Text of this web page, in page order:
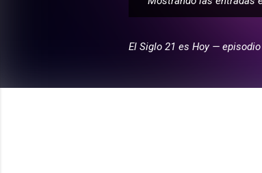
t
El Siglo 21 es Hoy —